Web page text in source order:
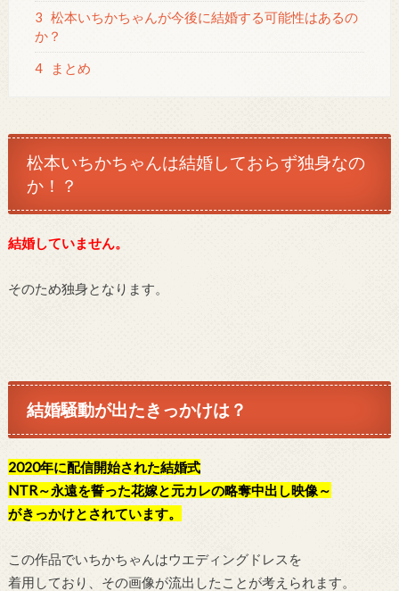
3 松本いちかちゃんが今後に結婚する可能性はあるの
か？
4 まとめ
松本いちかちゃんは結婚しておらず独身なの
か！？
結婚していません。
そのため独身となります。
結婚騒動が出たきっかけは？
2020年に配信開始された結婚式
NTR～永遠を誓った花嫁と元カレの略奪中出し映像～
がきっかけとされています。
この作品でいちかちゃんはウエディングドレスを
着用しており、その画像が流出したことが考えられます。